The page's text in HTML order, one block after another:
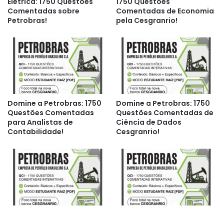
Comentadas sobre
Petrobras!
Comentadas de Economia
pela Cesgranrio!
Domine a Petrobras: 1750
Questões Comentadas
para Analistas de
Contabilidade!
Domine a Petrobras: 1750
Questões Comentadas de
Ciência de Dados
Cesgranrio!